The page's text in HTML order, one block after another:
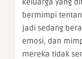
bermimpi
jadi sedang
emosi, dan
mereka tidak